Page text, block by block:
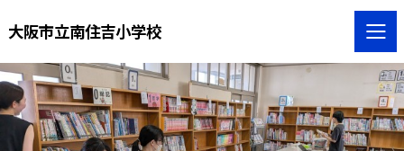
大阪市立南住吉小学校